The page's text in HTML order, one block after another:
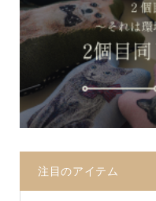
注目のアイテム